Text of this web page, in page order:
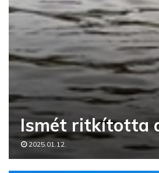
Ismét ritkította
2025.01.12.